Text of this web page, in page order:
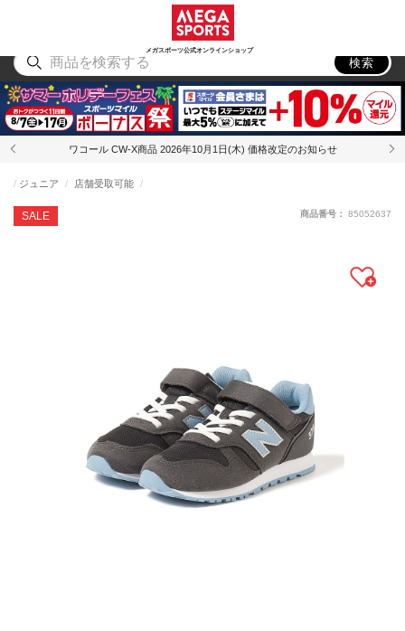
メガスポーツ公式オンラインショップ
アウトドア
検索
ワコール CW-X商品 2026年10月1日(木) 価格改定のお知らせ
SALE
ジュニア 店舗受取可能
商品番号： 85052637